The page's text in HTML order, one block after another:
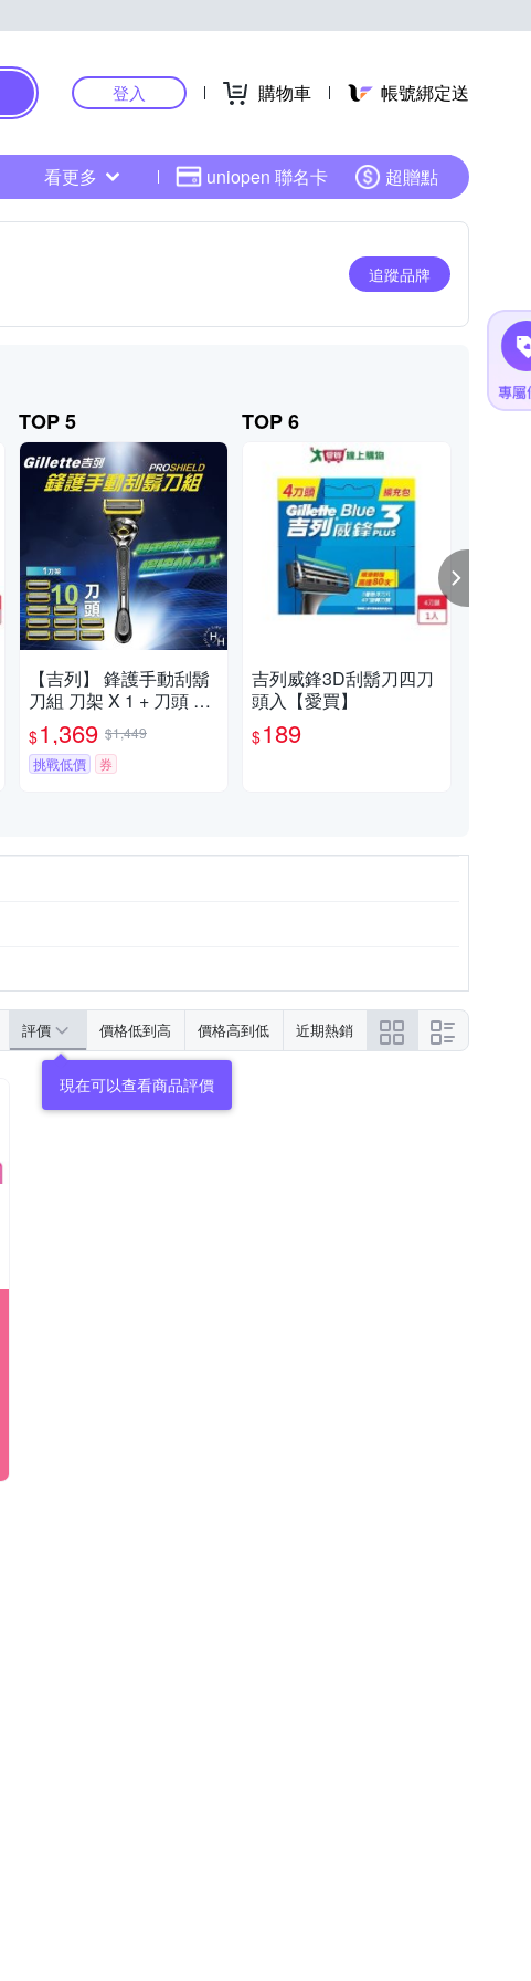
登入 購物車 帳號綁定送
看更多 uniopen 聯名卡 超贈點
追蹤品牌
TOP 5
【吉列】 鋒護手動刮鬍
刀組 刀架 X 1 + 刀頭 X
10
$1,369 $1,449
挑戰低價
券
TOP 6
吉列威鋒3D刮鬍刀四刀
頭入【愛買】
$189
評價 價格低到高 價格高到低 近期熱銷
現在可以查看商品評價